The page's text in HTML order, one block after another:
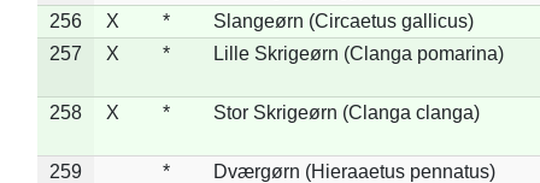
256
X *
Slangeørn (Circaetus gallicus)
257
X * Lille Skrigeørn (Clanga pomarina)
258 X * Stor Skrigeørn (Clanga clanga)
259 *
Dværgørn (Hieraaetus pennatus)